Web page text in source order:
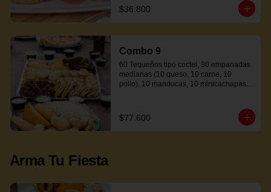
$36.800
Combo 9
60 Tequeños tipo coctel, 30 empanadas
medianas (10 queso, 10 carne, 10
pollo), 10 mandocas, 10 minicachapas y
$77.600
Arma Tu Fiesta